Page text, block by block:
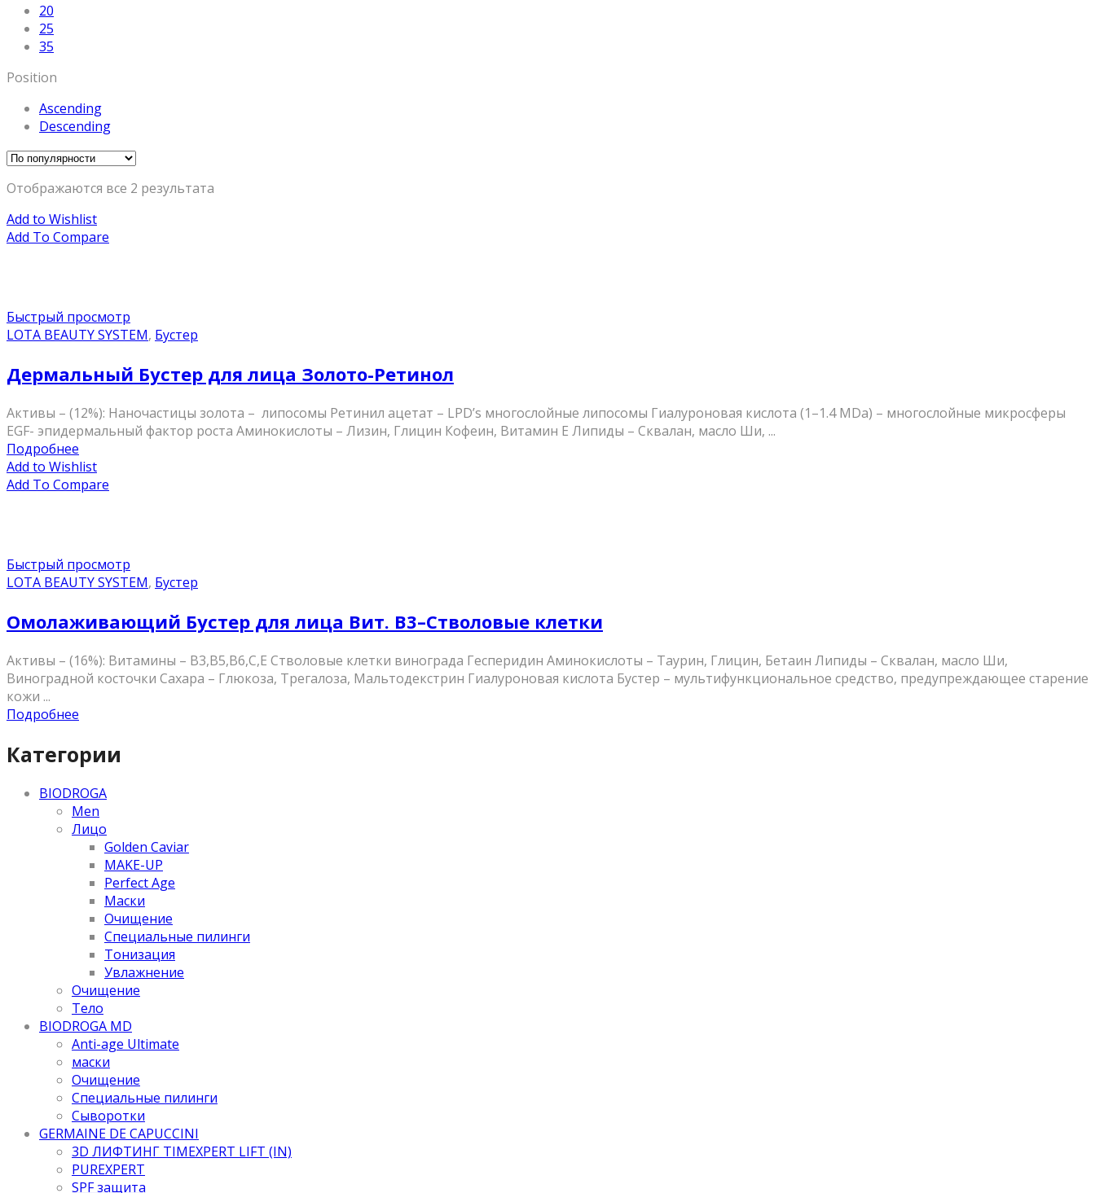
20
25
35
Position
Ascending
Descending
Отображаются все 2 результата
Add to Wishlist
Add To Compare
Быстрый просмотр
LOTA BEAUTY SYSTEM, Бустер
Дермальный Бустер для лица Золото-Ретинол
Активы – (12%): Наночастицы золота – липосомы Ретинил ацетат – LPD’s многослойные липосомы Гиалуроновая кислота (1–1.4 MDa) – многослойные микросферы
EGF- эпидермальный фактор роста Аминокислоты – Лизин, Глицин Кофеин, Витамин Е Липиды – Сквалан, масло Ши, ...
Подробнее
Add to Wishlist
Add To Compare
Быстрый просмотр
LOTA BEAUTY SYSTEM, Бустер
Омолаживающий Бустер для лица Вит. В3–Стволовые клетки
Активы – (16%): Витамины – В3,В5,В6,С,Е Стволовые клетки винограда Гесперидин Аминокислоты – Таурин, Глицин, Бетаин Липиды – Сквалан, масло Ши,
Виноградной косточки Сахара – Глюкоза, Трегалоза, Мальтодекстрин Гиалуроновая кислота Бустер – мультифункциональное средство, предупреждающее старение
кожи ...
Подробнее
Категории
BIODROGA
Men
Лицо
Golden Caviar
MAKE-UP
Perfect Age
Маски
Очищение
Специальные пилинги
Тонизация
Увлажнение
Очищение
Тело
BIODROGA MD
Anti-age Ultimate
маски
Очищение
Специальные пилинги
Сыворотки
GERMAINE DE CAPUCCINI
3D ЛИФТИНГ TIMEXPERT LIFT (IN)
PUREXPERT
SPF защита